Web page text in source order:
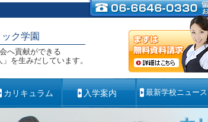
ク学園
へ貢献ができる
を生みだしています。
カリキュラム 入学案内 最新学校ニュース